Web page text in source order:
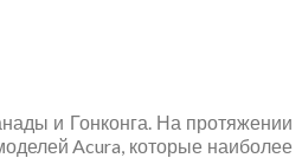
и Гонконга. На протяжении
Acura, которые наиболее